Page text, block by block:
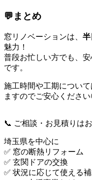
💬まとめ
窓リノベーションは、 半
魅力！
普段お忙しい方でも、
です。
施工時間や工期につい
ますのでご安心くださ
📞 ご相談・お見積りは
埼玉県を中心に
✅ 窓の断熱リフォーム
✅ 玄関ドアの交換
✅ 状況に応じて使える